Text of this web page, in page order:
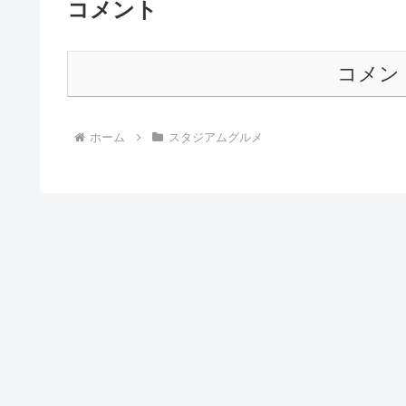
コメント
コメン
ホーム スタジアムグルメ